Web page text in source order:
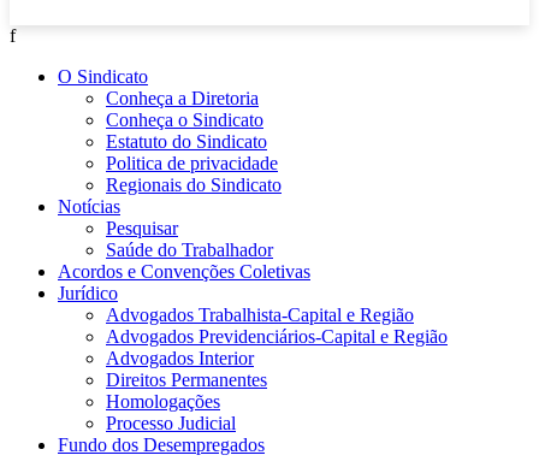
f
O Sindicato
Conheça a Diretoria
Conheça o Sindicato
Estatuto do Sindicato
Politica de privacidade
Regionais do Sindicato
Notícias
Pesquisar
Saúde do Trabalhador
Acordos e Convenções Coletivas
Jurídico
Advogados Trabalhista-Capital e Região
Advogados Previdenciários-Capital e Região
Advogados Interior
Direitos Permanentes
Homologações
Processo Judicial
Fundo dos Desempregados